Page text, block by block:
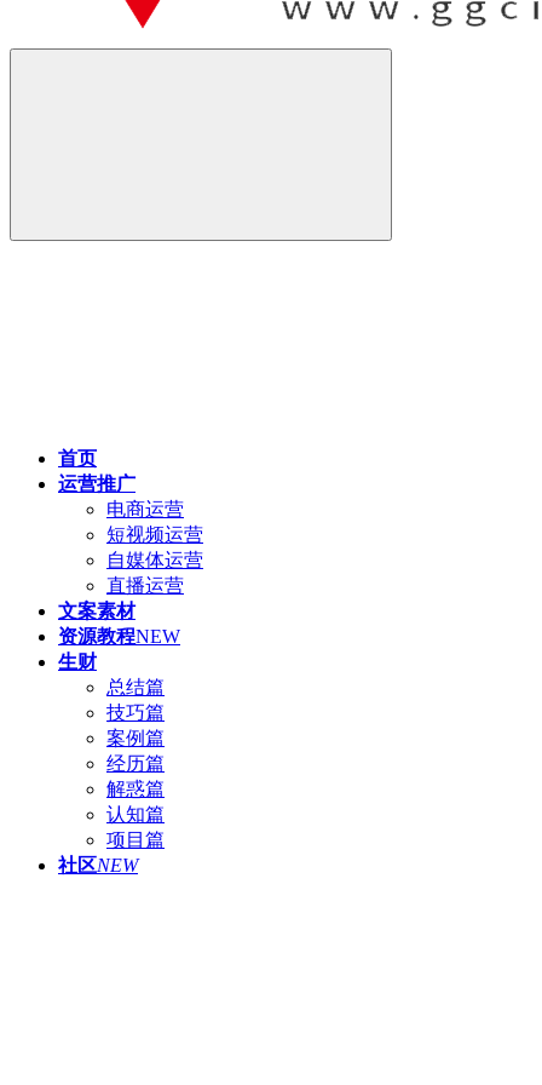
首页
运营推广
电商运营
短视频运营
自媒体运营
直播运营
文案素材
资源教程NEW
生财
总结篇
技巧篇
案例篇
经历篇
解惑篇
认知篇
项目篇
社区NEW